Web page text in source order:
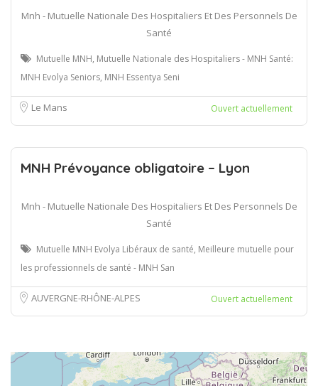
Mnh - Mutuelle Nationale Des Hospitaliers Et Des Personnels De
Santé
Mutuelle MNH, Mutuelle Nationale des Hospitaliers - MNH Santé:
MNH Evolya Seniors, MNH Essentya Seni
Le Mans Ouvert actuellement
MNH Prévoyance obligatoire – Lyon
Mnh - Mutuelle Nationale Des Hospitaliers Et Des Personnels De
Santé
Mutuelle MNH Evolya Libéraux de santé, Meilleure mutuelle pour
les professionnels de santé - MNH San
AUVERGNE-RHÔNE-ALPES Ouvert actuellement